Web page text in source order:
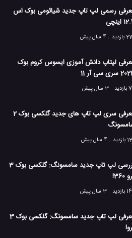
رسمی لپ تاپ جدید شیائومی بوک اس
اینچی
4 سال پیش
لپتاپ دانش آموزی ایسوس کروم بوک
سی آر 11
3 سال پیش
معرفی سری لپ تاپ های جدید گلکسی بوک 2
4 سال پیش
بررسی لپ تاپ جدید سامسونگ: گلکسی بوک 3
360!
3 سال پیش
معرفی لپ تاپ جدید سامسونگ: گلکسی بوک 3